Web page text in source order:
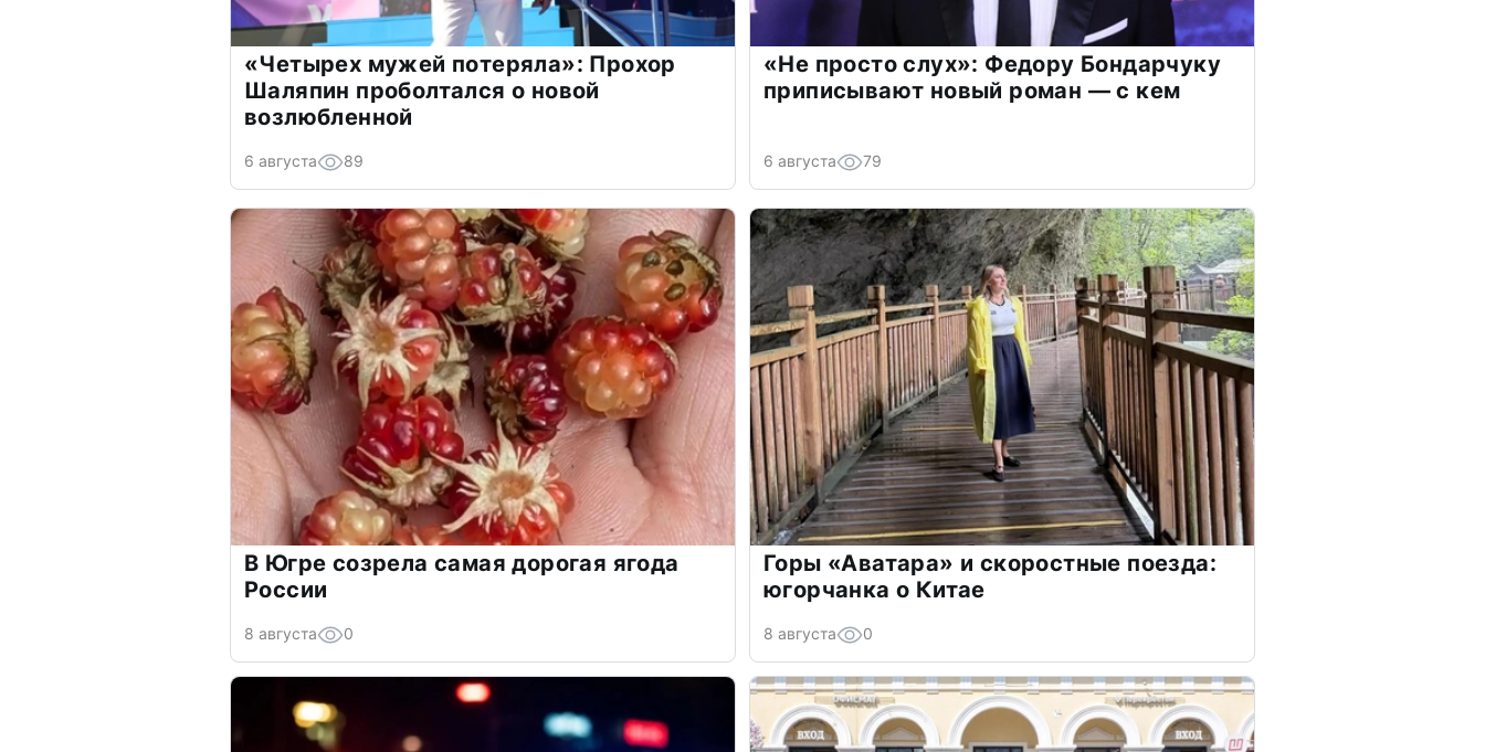
«Четырех мужей потеряла»: Прохор
Шаляпин проболтался о новой
возлюбленной
6 августа 89
«Не просто слух»: Федору Бондарчуку
приписывают новый роман — с кем
6 августа 79
В Югре созрела самая дорогая ягода
России
8 августа 0
Горы «Аватара» и скоростные поезда:
югорчанка о Китае
8 августа 0